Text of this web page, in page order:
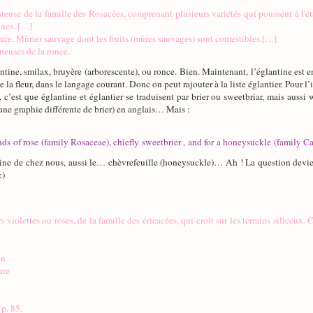
de la famille des Rosacées, comprenant plusieurs variétés qui poussent à
[…]
Mûrier sauvage dont les fruits (mûres sauvages) sont comestibles.[…]
de la ronce.
smilax, bruyère (arborescente), ou ronce. Bien. Maintenant, l’églantine
la fleur, dans le langage courant. Donc on peut rajouter à la liste églantier. Pour
que églantine et églantier se traduisent par brier ou sweetbriar, mais
graphie différente de brier) en anglais… Mais :
of rose (family Rosaceae), chiefly sweetbrier , and for a honeysuckle (family
de chez nous, aussi le… chèvrefeuille (honeysuckle)… Ah ! La question
violettes ou roses, de la famille des éricacées, qui croît sur les terrains siliceux.
85.